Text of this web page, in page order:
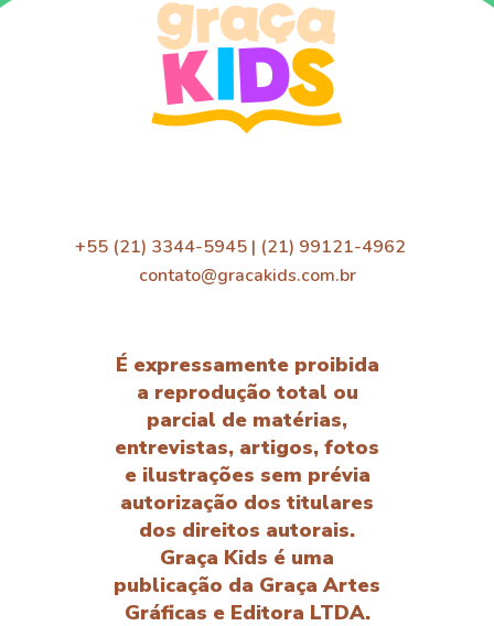
+55 (21) 3344-5945 | (21) 99121-4962
contato@gracakids.com.br
É expressamente proibida
a reprodução total ou
parcial de matérias,
entrevistas, artigos, fotos
e ilustrações sem prévia
autorização dos titulares
dos direitos autorais.
Graça Kids é uma
publicação da Graça Artes
Gráficas e Editora LTDA.